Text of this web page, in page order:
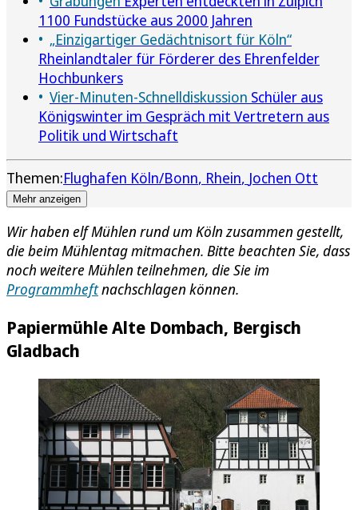
1100 Fundstücke aus 2000 Jahren
„Einzigartiger Gedächtnisort für Köln“
Rheinlandtaler für Förderer des Ehrenfelder
Hochbunkers
Vier-Minuten-Schnelldiskussion Schüler aus
Königswinter im Gespräch mit Vertretern aus
Politik und Wirtschaft
Themen:Flughafen Köln/Bonn Rhein Jochen Ott
Mehr anzeigen
Wir haben elf Mühlen rund um Köln zusammen gestellt,
die beim Mühlentag mitmachen. Bitte beachten Sie, dass
noch weitere Mühlen teilnehmen, die Sie im
Programmheftnachschlagen können.
Papiermühle Alte Dombach, Bergisch
Gladbach